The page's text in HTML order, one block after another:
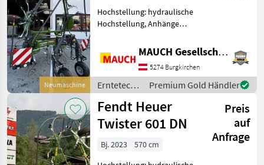
Neumaschine
Hochstellung: hydraulische
Hochstellung, Anhänge
Zinkenverlustsicherung,
Grenzstreueinrichtung,
Streuwinkelverstellung,
Schutzbügel !!! Fendt Lotus
770 !!! A
MAUCH Gesellschaft m.b.H. & Co.KG
5274 Burgkirchen
Erntetechnik
Grünland /
Fendt
Premium Gold Händler
Fendt Heuer
Twister 601 DN
Preis
auf
Anfrage
Bj. 2023
570 cm